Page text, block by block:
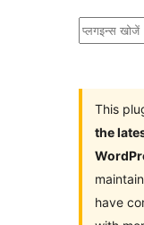
प्लगइन्स
This
the
have